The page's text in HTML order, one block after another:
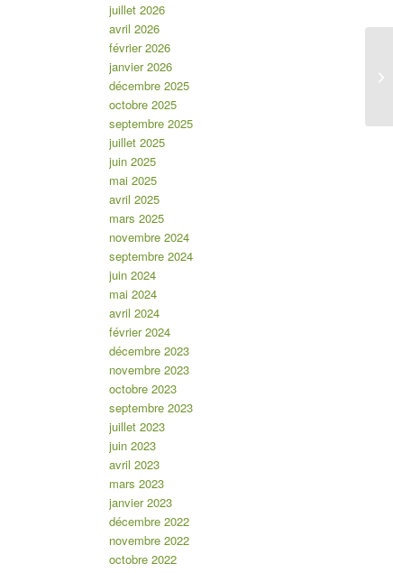
juillet 2026
avril 2026
février 2026
janvier 2026
décembre 2025
octobre 2025
septembre 2025
juillet 2025
juin 2025
mai 2025
avril 2025
mars 2025
novembre 2024
septembre 2024
juin 2024
mai 2024
avril 2024
février 2024
décembre 2023
novembre 2023
octobre 2023
septembre 2023
juillet 2023
juin 2023
avril 2023
mars 2023
janvier 2023
décembre 2022
novembre 2022
octobre 2022